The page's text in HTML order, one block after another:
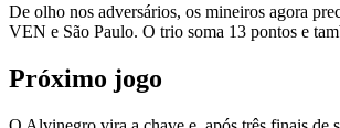
De olho nos adversários, os mineiros agora
VEN e São Paulo. O trio soma 13 pontos e
Próximo jogo